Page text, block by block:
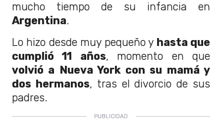
mucho tiempo de su infancia en
Argentina.
Lo hizo desde muy pequeño y hasta que
cumplió 11 años, momento en que
volvió a Nueva York con su mamá y
dos hermanos, tras el divorcio de sus
padres.